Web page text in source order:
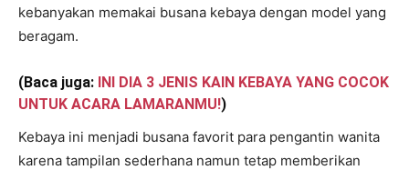
kebanyakan memakai busana kebaya dengan model yang
beragam.
(Baca juga: INI DIA 3 JENIS KAIN KEBAYA YANG COCOK
UNTUK ACARA LAMARANMU!)
Kebaya ini menjadi busana favorit para pengantin wanita
karena tampilan sederhana namun tetap memberikan